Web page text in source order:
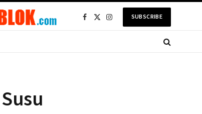
Facebook
X
InstagramSUBSCRIBE